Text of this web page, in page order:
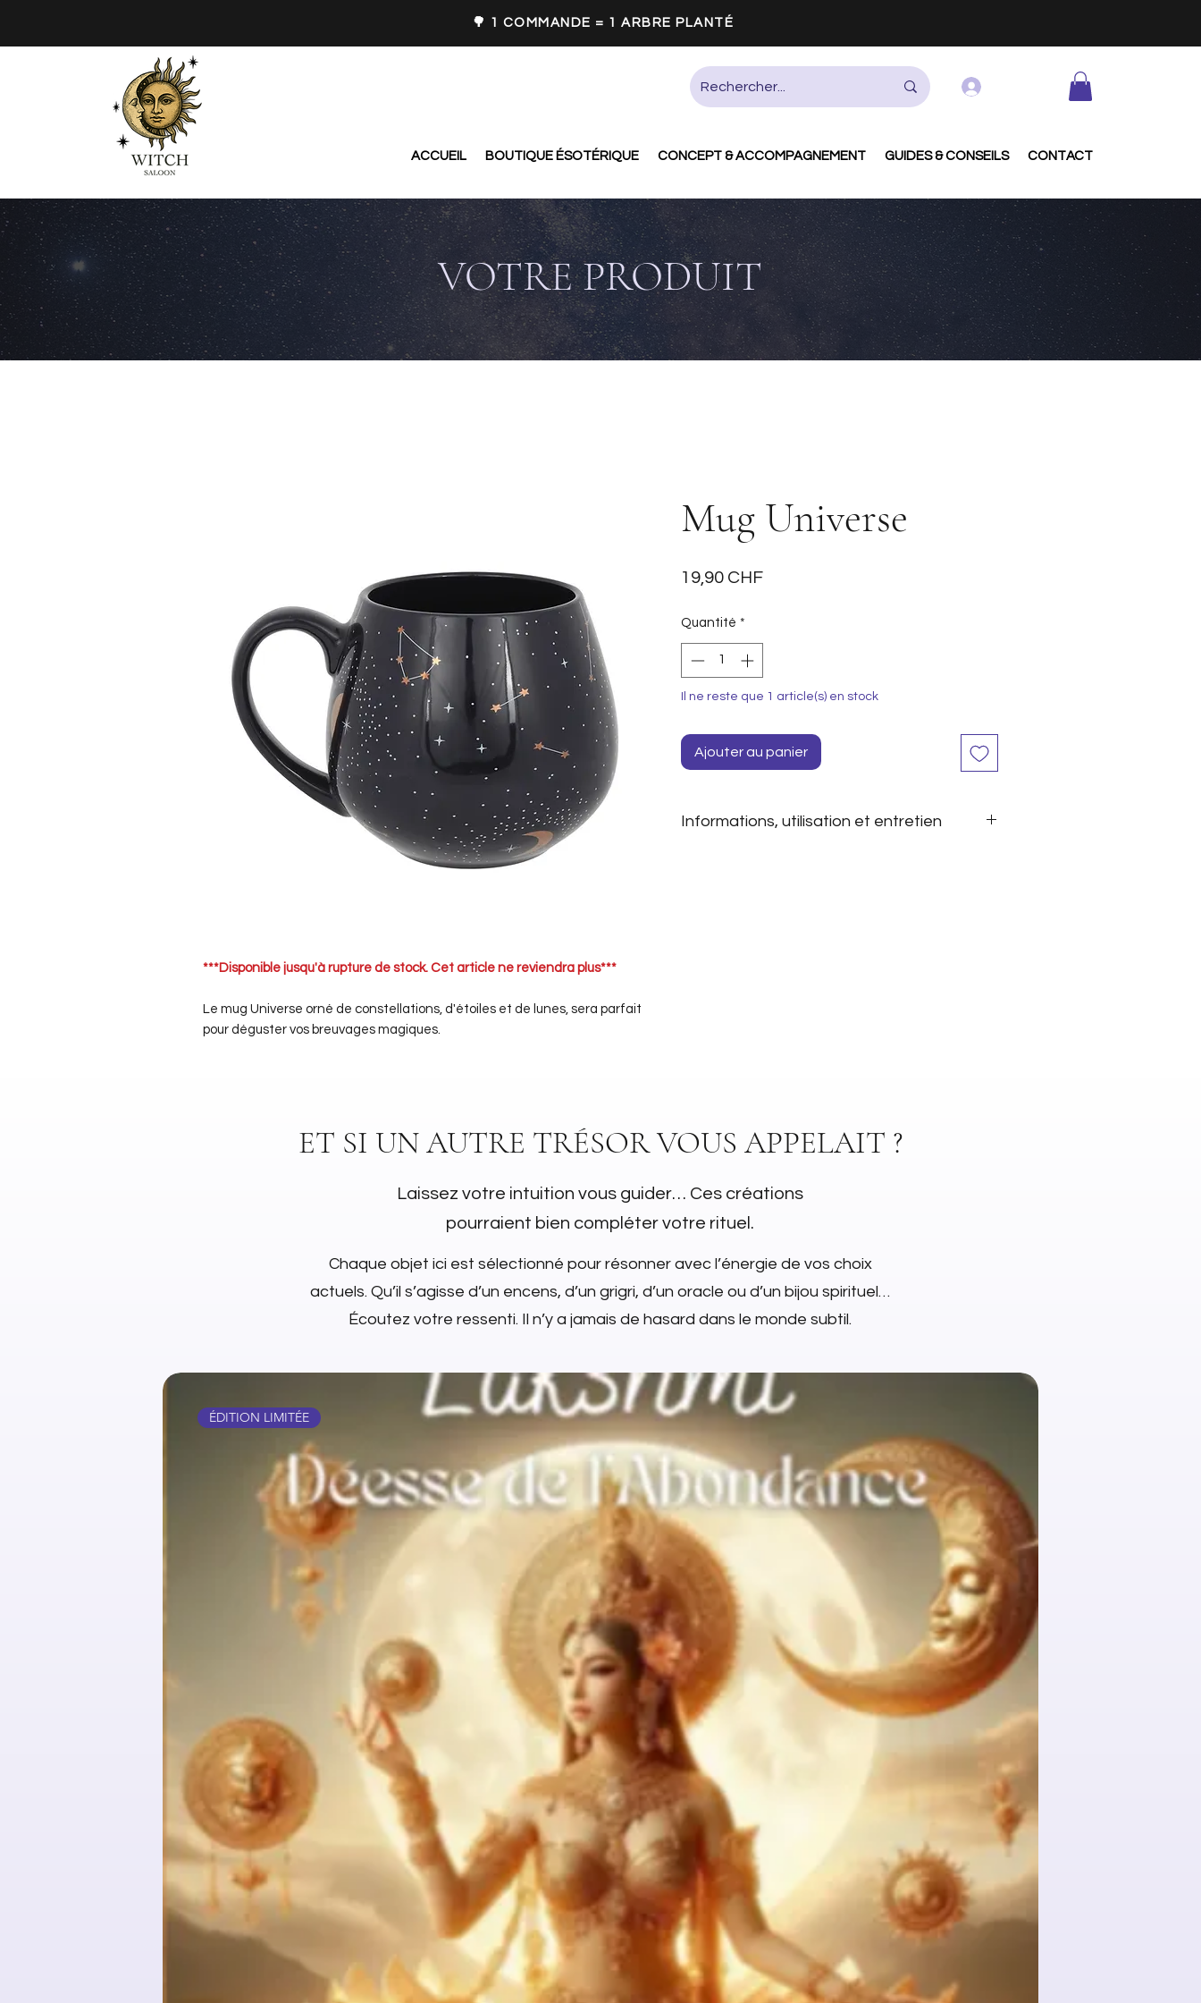
🌳 1 COMMANDE = 1 ARBRE PLANTÉ
Se connecter
ACCUEIL BOUTIQUE ÉSOTÉRIQUE CONCEPT & ACCOMPAGNEMENT GUIDES & CONSEILS CONTACT
VOTRE PRODUIT
***Disponible jusqu'à rupture de stock. Cet article ne reviendra plus***
Le mug Universe orné de constellations, d'étoiles et de lunes, sera parfait
pour déguster vos breuvages magiques.
Mug Universe
19,90 CHFPrix
Quantité *
Il ne reste que 1 article(s) en stock
Ajouter au panier
Informations, utilisation et entretien
ET SI UN AUTRE TRÉSOR VOUS APPELAIT ?
Laissez votre intuition vous guider… Ces créations
pourraient bien compléter votre rituel.
Chaque objet ici est sélectionné pour résonner avec l’énergie de vos choix
actuels. Qu’il s’agisse d’un encens, d’un grigri, d’un oracle ou d’un bijou spirituel…
Écoutez votre ressenti. Il n’y a jamais de hasard dans le monde subtil.
ÉDITION LIMITÉE